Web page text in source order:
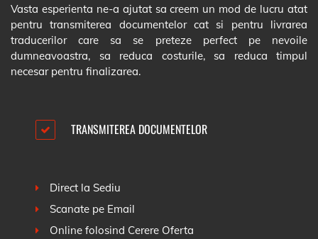
Vasta esperienta ne-a ajutat sa creem un mod de lucru atat
pentru transmiterea documentelor cat si pentru livrarea
traducerilor care sa se preteze perfect pe nevoile
dumneavoastra, sa reduca costurile, sa reduca timpul
necesar pentru finalizarea.
TRANSMITEREA DOCUMENTELOR
Direct la Sediu
Scanate pe Email
Online folosind Cerere Oferta